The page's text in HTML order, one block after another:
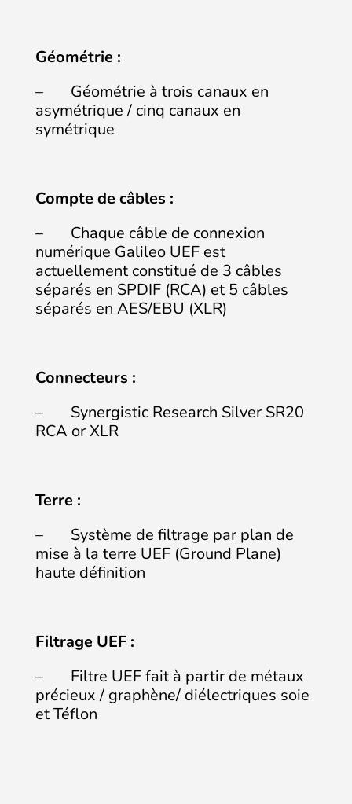
Géométrie :
– Géométrie à trois canaux en
asymétrique / cinq canaux en
symétrique
Compte de câbles :
– Chaque câble de connexion
numérique Galileo UEF est
actuellement constitué de 3 câbles
séparés en SPDIF (RCA) et 5 câbles
séparés en AES/EBU (XLR)
Connecteurs :
– Synergistic Research Silver SR20
RCA or XLR
Terre :
– Système de filtrage par plan de
mise à la terre UEF (Ground Plane)
haute définition
Filtrage UEF :
– Filtre UEF fait à partir de métaux
précieux / graphène/ diélectriques soie
et Téflon